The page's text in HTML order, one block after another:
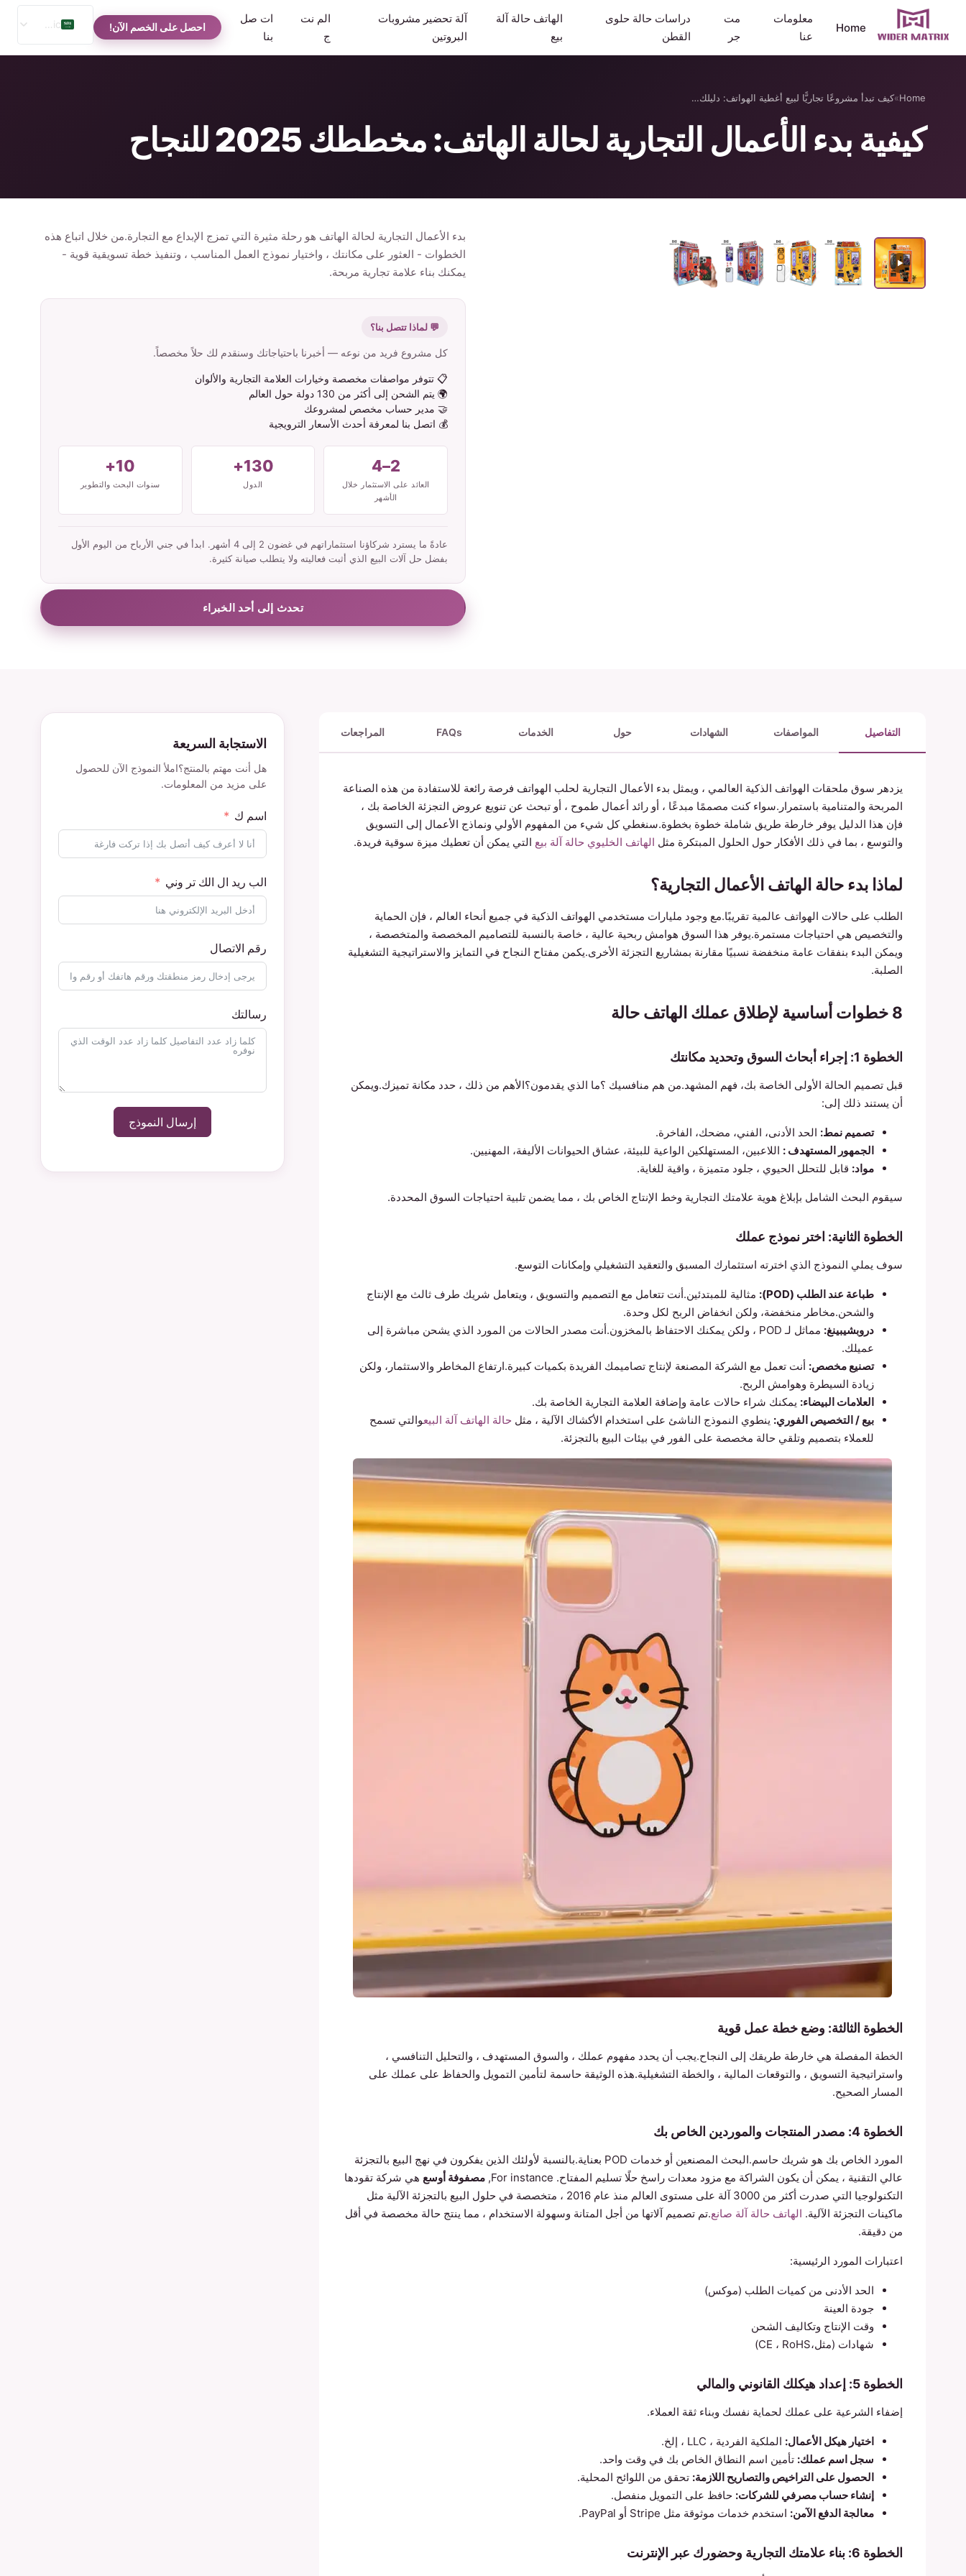
Home
معلومات
عنا
مت
جر
دراسات حالة حلوى
القطن
الهاتف حالة آلة
بيع
آلة تحضير مشروبات
البروتين
الم نت
ج
ات صل
بنا
احصل على الخصم الآن!
English
Home
»كيف تبدأ مشروعًا تجاريًّا لبيع أغطية الهواتف: دليلك…
كيفية بدء الأعمال التجارية لحالة الهاتف: مخططك 2025 للنجاح
بدء الأعمال التجارية لحالة الهاتف هو رحلة مثيرة التي تمزج الإبداع مع التجارة.من خلال اتباع هذه
الخطوات - العثور على مكانتك ، واختيار نموذج العمل المناسب ، وتنفيذ خطة تسويقية قوية -
يمكنك بناء علامة تجارية مربحة.
💬 لماذا تتصل بنا؟
كل مشروع فريد من نوعه — أخبرنا باحتياجاتك وسنقدم لك حلاً مخصصاً.
📋 تتوفر مواصفات مخصصة وخيارات العلامة التجارية والألوان
🌍 يتم الشحن إلى أكثر من 130 دولة حول العالم
🤝 مدير حساب مخصص لمشروعك
💰 اتصل بنا لمعرفة أحدث الأسعار الترويجية
2–4
العائد على الاستثمار خلال
الأشهر
130+
الدول
10+
سنوات البحث والتطوير
عادةً ما يسترد شركاؤنا استثماراتهم في غضون 2 إلى 4 أشهر. ابدأ في جني الأرباح من اليوم الأول
بفضل حل آلات البيع الذي أثبت فعاليته ولا يتطلب صيانة كثيرة.
تحدث إلى أحد الخبراء
التفاصيل المواصفات الشهادات حول الخدمات FAQs المراجعات
يزدهر سوق ملحقات الهواتف الذكية العالمي ، ويمثل بدء الأعمال التجارية لحلب الهواتف فرصة رائعة للاستفادة من هذه الصناعة
المربحة والمتنامية باستمرار.سواء كنت مصممًا مبدعًا ، أو رائد أعمال طموح ، أو تبحث عن تنويع عروض التجزئة الخاصة بك ،
فإن هذا الدليل يوفر خارطة طريق شاملة خطوة بخطوة.سنغطي كل شيء من المفهوم الأولي ونماذج الأعمال إلى التسويق
والتوسع ، بما في ذلك الأفكار حول الحلول المبتكرة مثل الهاتف الخليوي حالة آلة بيع التي يمكن أن تعطيك ميزة سوقية فريدة.
لماذا بدء حالة الهاتف الأعمال التجارية؟
الطلب على حالات الهواتف عالمية تقريبًا.مع وجود مليارات مستخدمي الهواتف الذكية في جميع أنحاء العالم ، فإن الحماية
والتخصيص هي احتياجات مستمرة.يوفر هذا السوق هوامش ربحية عالية ، خاصة بالنسبة للتصاميم المخصصة والمتخصصة ،
ويمكن البدء بنفقات عامة منخفضة نسبيًا مقارنة بمشاريع التجزئة الأخرى.يكمن مفتاح النجاح في التمايز والاستراتيجية التشغيلية
الصلبة.
8 خطوات أساسية لإطلاق عملك الهاتف حالة
الخطوة 1: إجراء أبحاث السوق وتحديد مكانتك
قبل تصميم الحالة الأولى الخاصة بك، فهم المشهد.من هم منافسيك ؟ما الذي يقدمون؟الأهم من ذلك ، حدد مكانة تميزك.ويمكن
أن يستند ذلك إلى:
تصميم نمط: الحد الأدنى، الفني، مضحك، الفاخرة.
الجمهور المستهدف : اللاعبين، المستهلكين الواعية للبيئة، عشاق الحيوانات الأليفة، المهنيين.
مواد: قابل للتحلل الحيوي ، جلود متميزة ، واقية للغاية.
سيقوم البحث الشامل بإبلاغ هوية علامتك التجارية وخط الإنتاج الخاص بك ، مما يضمن تلبية احتياجات السوق المحددة.
الخطوة الثانية: اختر نموذج عملك
سوف يملي النموذج الذي اخترته استثمارك المسبق والتعقيد التشغيلي وإمكانات التوسع.
طباعة عند الطلب (POD):
مثالية للمبتدئين.أنت تتعامل مع التصميم والتسويق ، ويتعامل شريك طرف ثالث مع الإنتاج
والشحن.مخاطر منخفضة، ولكن انخفاض الربح لكل وحدة.
دروبشيبينغ:
مماثل لـ POD ، ولكن يمكنك الاحتفاظ بالمخزون.أنت مصدر الحالات من المورد الذي يشحن مباشرة إلى
عميلك.
تصنيع مخصص: أنت تعمل مع الشركة المصنعة لإنتاج تصاميمك الفريدة بكميات كبيرة.ارتفاع المخاطر والاستثمار، ولكن
زيادة السيطرة وهوامش الربح.
العلامات البيضاء: يمكنك شراء حالات عامة وإضافة العلامة التجارية الخاصة بك.
بيع / التخصيص الفوري: ينطوي النموذج الناشئ على استخدام الأكشاك الآلية ، مثل حالة الهاتف آلة البيعوالتي تسمح
للعملاء بتصميم وتلقي حالة مخصصة على الفور في بيئات البيع بالتجزئة.
الخطوة الثالثة: وضع خطة عمل قوية
الخطة المفصلة هي خارطة طريقك إلى النجاح.يجب أن يحدد مفهوم عملك ، والسوق المستهدف ، والتحليل التنافسي ،
واستراتيجية التسويق ، والتوقعات المالية ، والخطة التشغيلية.هذه الوثيقة حاسمة لتأمين التمويل والحفاظ على عملك على
المسار الصحيح.
الخطوة 4: مصدر المنتجات والموردين الخاص بك
المورد الخاص بك هو شريك حاسم.البحث المصنعين أو خدمات POD بعناية.بالنسبة لأولئك الذين يفكرون في نهج البيع بالتجزئة
عالي التقنية ، يمكن أن يكون الشراكة مع مزود معدات راسخ حلًا تسليم المفتاح. For instance,
مصفوفة أوسع هي شركة تقودها
التكنولوجيا التي صدرت أكثر من 3000 آلة على مستوى العالم منذ عام 2016 ، متخصصة في حلول البيع بالتجزئة الآلية مثل
ماكينات التجزئة الآلية. الهاتف حالة آلة صانع.تم تصميم آلاتها من أجل المتانة وسهولة الاستخدام ، مما ينتج حالة مخصصة في أقل
من دقيقة.
اعتبارات المورد الرئيسية:
الحد الأدنى من كميات الطلب (موكس)
جودة العينة
وقت الإنتاج وتكاليف الشحن
شهادات (مثل،CE ، RoHS)
الخطوة 5: إعداد هيكلك القانوني والمالي
إضفاء الشرعية على عملك لحماية نفسك وبناء ثقة العملاء.
اختيار هيكل الأعمال: الملكية الفردية ، LLC ، إلخ.
سجل اسم عملك: تأمين اسم النطاق الخاص بك في وقت واحد.
الحصول على التراخيص والتصاريح اللازمة: تحقق من اللوائح المحلية.
إنشاء حساب مصرفي للشركات: حافظ على التمويل منفصل.
معالجة الدفع الآمن: استخدم خدمات موثوقة مثل Stripe أو PayPal.
الخطوة 6: بناء علامتك التجارية وحضورك عبر الإنترنت
الاستجابة السريعة
هل أنت مهتم بالمنتج؟املأ النموذج الآن للحصول
على مزيد من المعلومات.
اسم ك
الب ريد ال الك تر وني
رقم الاتصال
رسالتك
إرسال النموذج